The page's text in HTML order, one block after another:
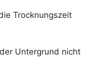
Trocknungszeit
Untergrund nicht